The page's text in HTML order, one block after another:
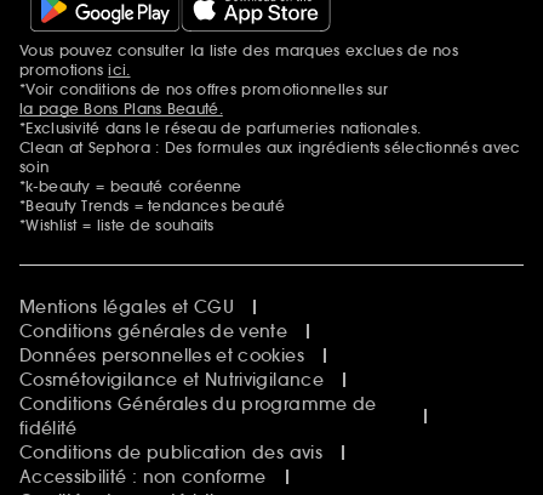
Mentions additionnelles
Vous pouvez consulter la liste des marques exclues de nos
promotionsici.
*Voir conditions de nos offres promotionnelles sur
la page Bons Plans Beauté.
*Exclusivité dans le réseau de parfumeries nationales.
Clean at Sephora : Des formules aux ingrédients sélectionnés avec
soin
*k-beauty = beauté coréenne
*Beauty Trends = tendances beauté
*Wishlist = liste de souhaits
Mentions légales et CGU
Conditions générales de vente
Données personnelles et cookies
Cosmétovigilance et Nutrivigilance
Conditions Générales du programme de
fidélité
Conditions de publication des avis
Accessibilité : non conforme